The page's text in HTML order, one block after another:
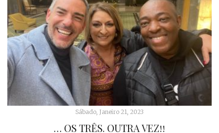
Sábado, Janeiro 21, 2023
… OS TRÊS. OUTRA VEZ!!